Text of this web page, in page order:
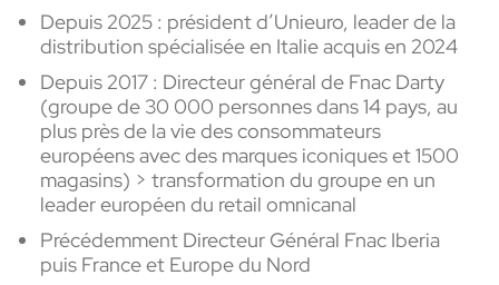
Depuis 2025 : président d’Unieuro, leader de la
distribution spécialisée en Italie acquis en 2024
Depuis 2017 : Directeur général de Fnac Darty
(groupe de 30 000 personnes dans 14 pays, au
plus près de la vie des consommateurs
européens avec des marques iconiques et 1500
magasins) > transformation du groupe en un
leader européen du retail omnicanal
Précédemment Directeur Général Fnac Iberia
puis France et Europe du Nord